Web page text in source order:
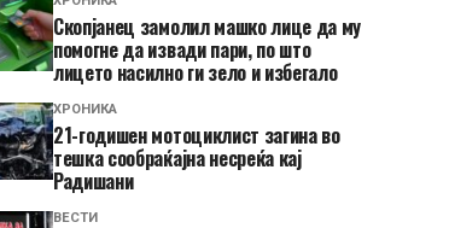
Скопјанец замолил машко лице да му
помогне да извади пари, по што
лицето насилно ги зело и избегало
ХРОНИКА
21-годишен мотоциклист загина во
тешка сообраќајна несреќа кај
Радишани
ВЕСТИ